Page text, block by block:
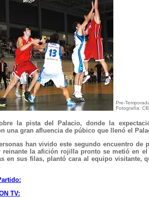
Pre-
Fotografía:
la pista del Palacio, donde la
una gran afluencia de púbico que llenó el
han vivido este segundo encuentro
reinante la afición rojilla pronto se metió en
en sus filas, plantó cara al equipo visitante,
TV: